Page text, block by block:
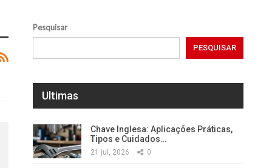
Pesquisar
PESQUISAR
Ultimas
Chave Inglesa: Aplicações Práticas,
Tipos e Cuidados…
21 jul, 2026 0